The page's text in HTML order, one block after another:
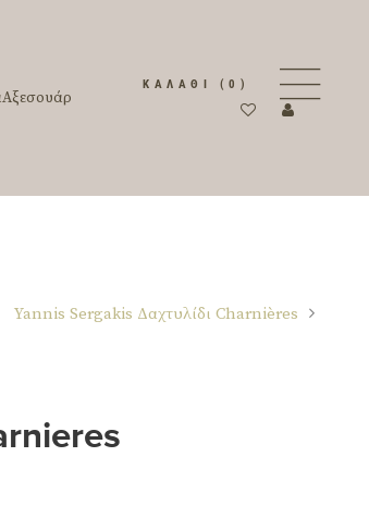
Αξεσουάρ
ΚΑΛΆΘΙ (0)
Yannis Sergakis Δαχτυλίδι Charnières